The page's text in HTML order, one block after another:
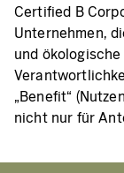
Certified B
Unternehmen,
und
„Benefit“
nicht nur für